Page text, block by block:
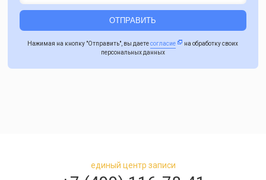
Нажимая на кнопку "Отправить", вы даетесогласие
на обработку своих
персональных данных
единый центр записи